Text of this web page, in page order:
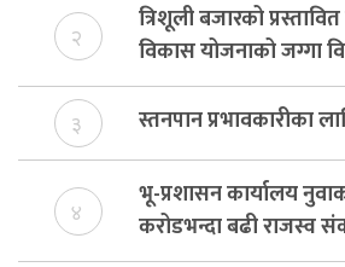
२
त्रिशूली बजारको
विकास योजनाको जग्गा
विकास दर्ता नभए समिति
३ स्तनपान प्रभावकारीका
४
भू-प्रशासन कार्यालय
करोडभन्दा बढी राजस्व
बेरुजु फर्छयौट